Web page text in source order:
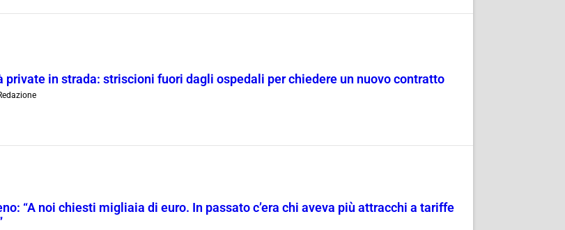
private in strada: striscioni fuori dagli ospedali per chiedere un nuovo contratto
“A noi chiesti migliaia di euro. In passato c’era chi aveva più attracchi a tariffe